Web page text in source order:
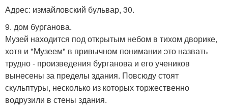
Адрес: измайловский бульвар, 30.
9. дом бурганова.
Музей находится под открытым небом в тихом дворике,
хотя и "Музеем" в привычном понимании это назвать
трудно - произведения бурганова и его учеников
вынесены за пределы здания. Повсюду стоят
скульптуры, несколько из которых торжественно
водрузили в стены здания.